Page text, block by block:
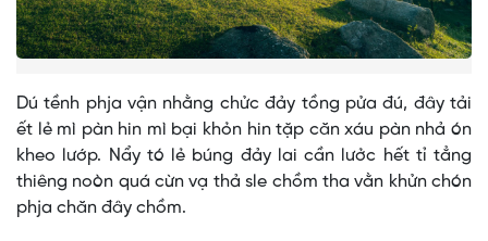
Dú tềnh phja vận nhằng chửc đảy tồng pửa đú, đây tải
ết lẻ mì pàn hin mì bại khỏn hin tặp căn xáu pàn nhả ón
kheo lướp. Nẩy tó lẻ búng đảy lai cần lưởc hết tỉ tẳng
thiêng noòn quá cừn vạ thả sle chồm tha vằn khửn chón
phja chăn đây chồm.